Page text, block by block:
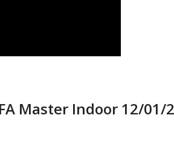
Master Indoor 12/01/